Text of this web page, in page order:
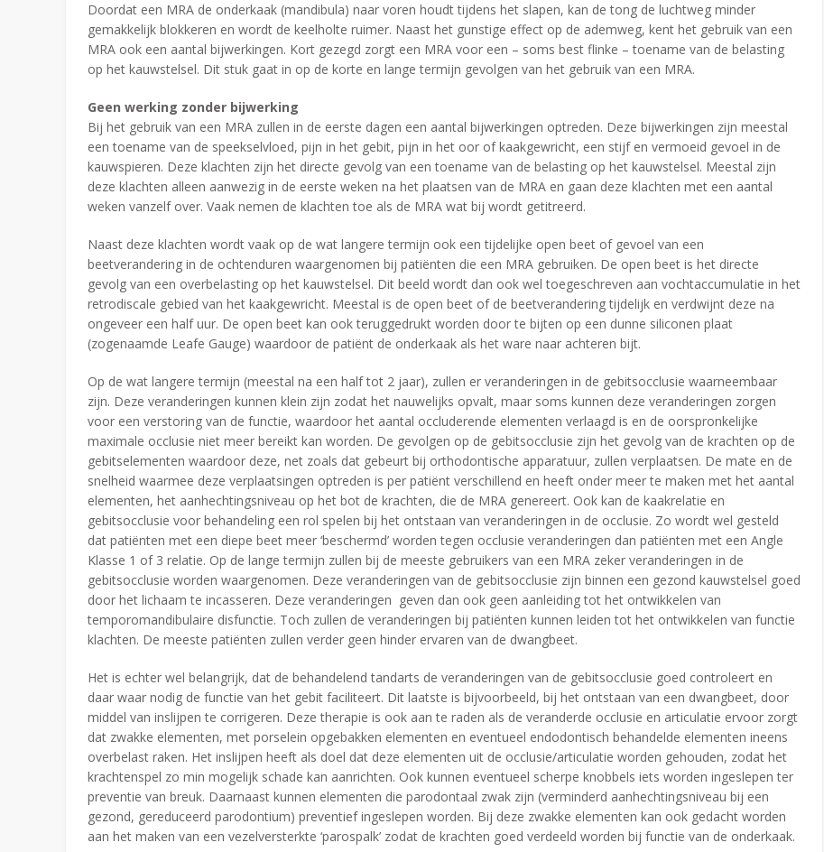
Doordat een MRA de onderkaak (mandibula) naar voren houdt tijdens het slapen, kan de tong de luchtweg minder
gemakkelijk blokkeren en wordt de keelholte ruimer. Naast het gunstige effect op de ademweg, kent het gebruik van een
MRA ook een aantal bijwerkingen. Kort gezegd zorgt een MRA voor een – soms best flinke – toename van de belasting
op het kauwstelsel. Dit stuk gaat in op de korte en lange termijn gevolgen van het gebruik van een MRA.
Geen werking zonder bijwerking
Bij het gebruik van een MRA zullen in de eerste dagen een aantal bijwerkingen optreden. Deze bijwerkingen zijn meestal
een toename van de speekselvloed, pijn in het gebit, pijn in het oor of kaakgewricht, een stijf en vermoeid gevoel in de
kauwspieren. Deze klachten zijn het directe gevolg van een toename van de belasting op het kauwstelsel. Meestal zijn
deze klachten alleen aanwezig in de eerste weken na het plaatsen van de MRA en gaan deze klachten met een aantal
weken vanzelf over. Vaak nemen de klachten toe als de MRA wat bij wordt getitreerd.
Naast deze klachten wordt vaak op de wat langere termijn ook een tijdelijke open beet of gevoel van een
beetverandering in de ochtenduren waargenomen bij patiënten die een MRA gebruiken. De open beet is het directe
gevolg van een overbelasting op het kauwstelsel. Dit beeld wordt dan ook wel toegeschreven aan vochtaccumulatie in het
retrodiscale gebied van het kaakgewricht. Meestal is de open beet of de beetverandering tijdelijk en verdwijnt deze na
ongeveer een half uur. De open beet kan ook teruggedrukt worden door te bijten op een dunne siliconen plaat
(zogenaamde Leafe Gauge) waardoor de patiënt de onderkaak als het ware naar achteren bijt.
Op de wat langere termijn (meestal na een half tot 2 jaar), zullen er veranderingen in de gebitsocclusie waarneembaar
zijn. Deze veranderingen kunnen klein zijn zodat het nauwelijks opvalt, maar soms kunnen deze veranderingen zorgen
voor een verstoring van de functie, waardoor het aantal occluderende elementen verlaagd is en de oorspronkelijke
maximale occlusie niet meer bereikt kan worden. De gevolgen op de gebitsocclusie zijn het gevolg van de krachten op de
gebitselementen waardoor deze, net zoals dat gebeurt bij orthodontische apparatuur, zullen verplaatsen. De mate en de
snelheid waarmee deze verplaatsingen optreden is per patiënt verschillend en heeft onder meer te maken met het aantal
elementen, het aanhechtingsniveau op het bot de krachten, die de MRA genereert. Ook kan de kaakrelatie en
gebitsocclusie voor behandeling een rol spelen bij het ontstaan van veranderingen in de occlusie. Zo wordt wel gesteld
dat patiënten met een diepe beet meer ‘beschermd’ worden tegen occlusie veranderingen dan patiënten met een Angle
Klasse 1 of 3 relatie. Op de lange termijn zullen bij de meeste gebruikers van een MRA zeker veranderingen in de
gebitsocclusie worden waargenomen. Deze veranderingen van de gebitsocclusie zijn binnen een gezond kauwstelsel goed
door het lichaam te incasseren. Deze veranderingen geven dan ook geen aanleiding tot het ontwikkelen van
temporomandibulaire disfunctie. Toch zullen de veranderingen bij patiënten kunnen leiden tot het ontwikkelen van functie
klachten. De meeste patiënten zullen verder geen hinder ervaren van de dwangbeet.
Het is echter wel belangrijk, dat de behandelend tandarts de veranderingen van de gebitsocclusie goed controleert en
daar waar nodig de functie van het gebit faciliteert. Dit laatste is bijvoorbeeld, bij het ontstaan van een dwangbeet, door
middel van inslijpen te corrigeren. Deze therapie is ook aan te raden als de veranderde occlusie en articulatie ervoor zorgt
dat zwakke elementen, met porselein opgebakken elementen en eventueel endodontisch behandelde elementen ineens
overbelast raken. Het inslijpen heeft als doel dat deze elementen uit de occlusie/articulatie worden gehouden, zodat het
krachtenspel zo min mogelijk schade kan aanrichten. Ook kunnen eventueel scherpe knobbels iets worden ingeslepen ter
preventie van breuk. Daarnaast kunnen elementen die parodontaal zwak zijn (verminderd aanhechtingsniveau bij een
gezond, gereduceerd parodontium) preventief ingeslepen worden. Bij deze zwakke elementen kan ook gedacht worden
aan het maken van een vezelversterkte ‘parospalk’ zodat de krachten goed verdeeld worden bij functie van de onderkaak.